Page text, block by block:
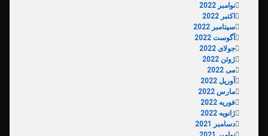
نوامبر 2022
اکتبر 2022
سپتامبر 2022
آگوست 2022
جولای 2022
ژوئن 2022
می 2022
آوریل 2022
مارس 2022
فوریه 2022
ژانویه 2022
دسامبر 2021